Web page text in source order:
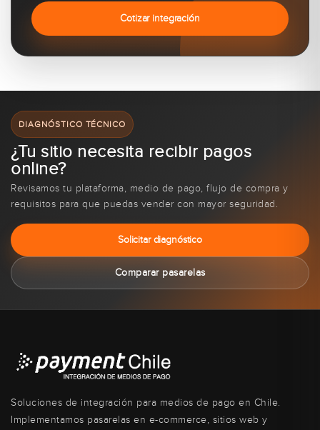
Cotizar integración
DIAGNÓSTICO TÉCNICO
¿Tu sitio necesita recibir pagos
online?
Revisamos tu plataforma, medio de pago, flujo de compra y
requisitos para que puedas vender con mayor seguridad.
Solicitar diagnóstico
Comparar pasarelas
Soluciones de integración para medios de pago en Chile.
Implementamos pasarelas en e-commerce, sitios web y